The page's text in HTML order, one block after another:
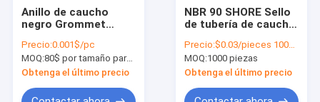
Anillo de caucho
negro Grommet
aeroespaciales
Precio:0.001$/pc
MOQ:80$ por tamaño para productos de silicona
Obtenga el último precio
NBR 90 SHORE Sello
de tubería de caucho
para el sellado de
excavadoras REACH
Precio:$0.03/pieces 1000-4999 pieces
MOQ:1000 piezas
Obtenga el último precio